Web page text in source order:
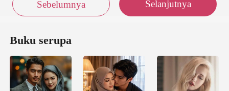
Sebelumnya Selanjutnya
Buku serupa